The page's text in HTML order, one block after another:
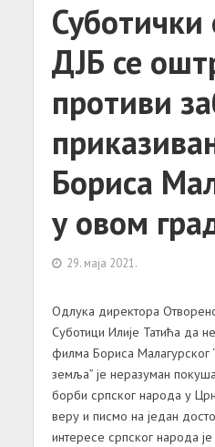
ДЈБ се
противи
Бориса
у овом
29. маја 2021.
Одлука директора
Суботици Илије Татића да
филма Бориса
земља” је неразуман
борби српског народа у
веру и писмо на један
интересе српског народа је